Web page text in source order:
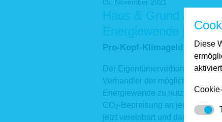
05. November 2021
Haus & Grund
Energiewende jetzt
Pro-Kopf-Klimageld ist
Der Eigentümerverband Haus &
Verhandler der möglichen
Energiewende zu nutzen. „Mit
CO2-Bepreisung an jeden
jetzt vereinbart und dann schnell
Diese